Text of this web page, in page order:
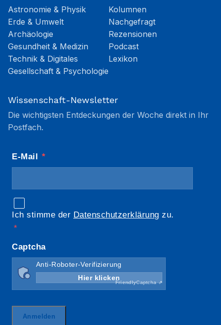
Astronomie & Physik
Erde & Umwelt
Archäologie
Gesundheit & Medizin
Technik & Digitales
Gesellschaft & Psychologie
Kolumnen
Nachgefragt
Rezensionen
Podcast
Lexikon
Wissenschaft-Newsletter
Die wichtigsten Entdeckungen der Woche direkt in Ihr
Postfach.